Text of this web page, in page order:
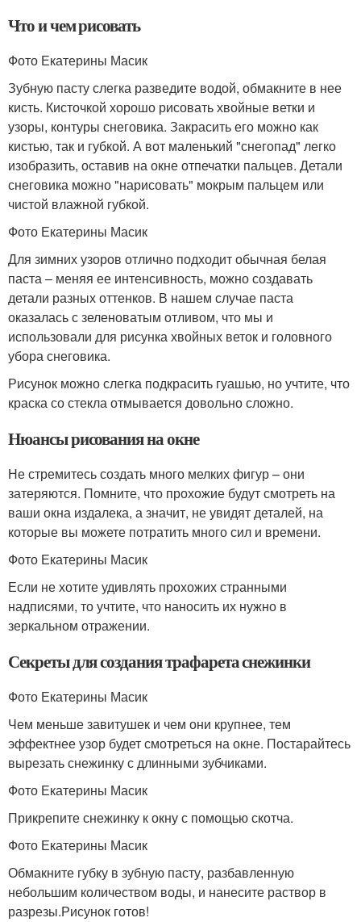
Что и чем рисовать
Фото Екатерины Масик
Зубную пасту слегка разведите водой, обмакните в нее
кисть. Кисточкой хорошо рисовать хвойные ветки и
узоры, контуры снеговика. Закрасить его можно как
кистью, так и губкой. А вот маленький "снегопад" легко
изобразить, оставив на окне отпечатки пальцев. Детали
снеговика можно "нарисовать" мокрым пальцем или
чистой влажной губкой.
Фото Екатерины Масик
Для зимних узоров отлично подходит обычная белая
паста – меняя ее интенсивность, можно создавать
детали разных оттенков. В нашем случае паста
оказалась с зеленоватым отливом, что мы и
использовали для рисунка хвойных веток и головного
убора снеговика.
Рисунок можно слегка подкрасить гуашью, но учтите, что
краска со стекла отмывается довольно сложно.
Нюансы рисования на окне
Не стремитесь создать много мелких фигур – они
затеряются. Помните, что прохожие будут смотреть на
ваши окна издалека, а значит, не увидят деталей, на
которые вы можете потратить много сил и времени.
Фото Екатерины Масик
Если не хотите удивлять прохожих странными
надписями, то учтите, что наносить их нужно в
зеркальном отражении.
Секреты для создания трафарета снежинки
Фото Екатерины Масик
Чем меньше завитушек и чем они крупнее, тем
эффектнее узор будет смотреться на окне. Постарайтесь
вырезать снежинку с длинными зубчиками.
Фото Екатерины Масик
Прикрепите снежинку к окну с помощью скотча.
Фото Екатерины Масик
Обмакните губку в зубную пасту, разбавленную
небольшим количеством воды, и нанесите раствор в
разрезы.Рисунок готов!